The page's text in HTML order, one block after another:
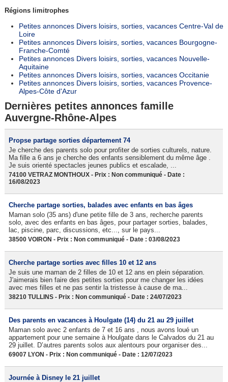
Régions limitrophes
Petites annonces Divers loisirs, sorties, vacances Centre-Val de
Loire
Petites annonces Divers loisirs, sorties, vacances Bourgogne-
Franche-Comté
Petites annonces Divers loisirs, sorties, vacances Nouvelle-
Aquitaine
Petites annonces Divers loisirs, sorties, vacances Occitanie
Petites annonces Divers loisirs, sorties, vacances Provence-
Alpes-Côte d'Azur
Dernières petites annonces famille
Auvergne-Rhône-Alpes
Propse partage sorties département 74
Je cherche des parents solo pour profiter de sorties culturels, nature.
Ma fille a 6 ans je cherche des enfants sensiblement du même âge .
Je suis orienté spectacles jeunes publics et escalade, ...
74100 VETRAZ MONTHOUX - Prix : Non communiqué - Date :
16/08/2023
Cherche partage sorties, balades avec enfants en bas âges
Maman solo (35 ans) d'une petite fille de 3 ans, recherche parents
solo, avec des enfants en bas âges, pour partager sorties, balades,
lac, piscine, parc, discussions, etc..., sur le pays...
38500 VOIRON - Prix : Non communiqué - Date : 03/08/2023
Cherche partage sorties avec filles 10 et 12 ans
Je suis une maman de 2 filles de 10 et 12 ans en plein séparation.
J'aimerais bien faire des petites sorties pour me changer les idées
avec mes filles et ne pas sentir la tristesse à cause de ma...
38210 TULLINS - Prix : Non communiqué - Date : 24/07/2023
Des parents en vacances à Houlgate (14) du 21 au 29 juillet
Maman solo avec 2 enfants de 7 et 16 ans , nous avons loué un
appartement pour une semaine à Houlgate dans le Calvados du 21 au
29 juillet. D’autres parents solos aux alentours pour organiser des...
69007 LYON - Prix : Non communiqué - Date : 12/07/2023
Journée à Disney le 21 juillet